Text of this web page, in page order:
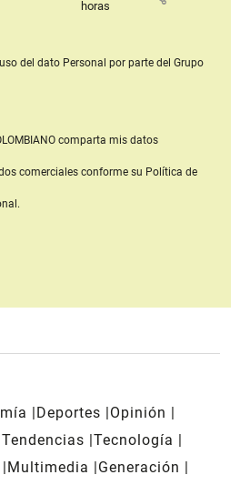
horas
del dato Personal por parte del Grupo
comparta mis datos
comerciales conforme su Política de
Deportes
Opinión
Tendencias Tecnología
Multimedia
Generación